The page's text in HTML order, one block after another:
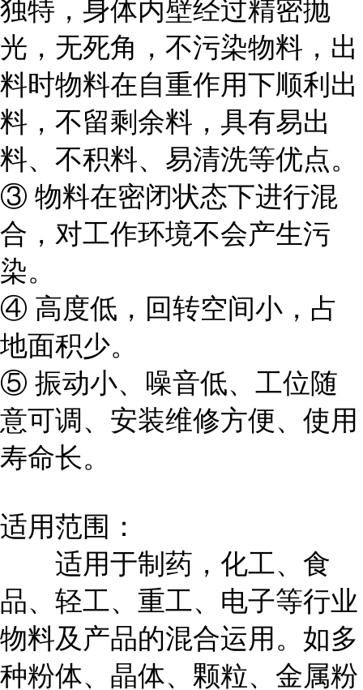
独特，身体内壁经过精密抛
光，无死角，不污染物料，出
料时物料在自重作用下顺利出
料，不留剩余料，具有易出
料、不积料、易清洗等优点。
③ 物料在密闭状态下进行混
合，对工作环境不会产生污
染。
④ 高度低，回转空间小，占
地面积少。
⑤ 振动小、噪音低、工位随
意可调、安装维修方便、使用
寿命长。
适用范围：
适用于制药，化工、食
品、轻工、重工、电子等行业
物料及产品的混合运用。如多
种粉体、晶体、颗粒、金属粉